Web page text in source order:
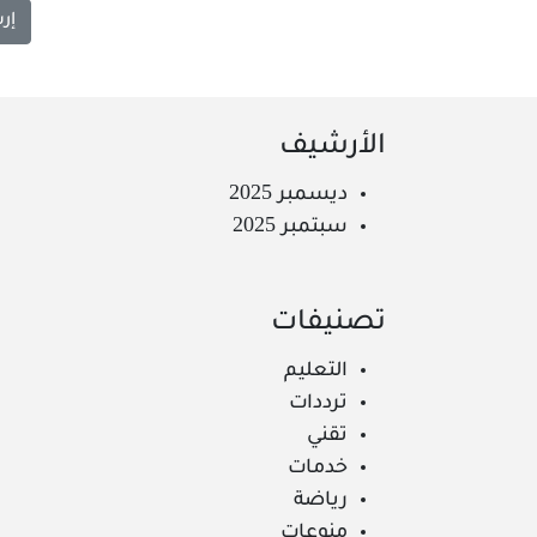
الأرشيف
ديسمبر 2025
سبتمبر 2025
تصنيفات
التعليم
ترددات
تقني
خدمات
رياضة